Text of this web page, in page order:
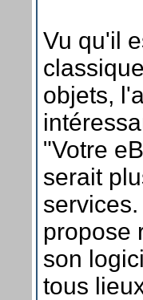
Vu qu'il
objets,
"Votre
serait
propose
son
tous